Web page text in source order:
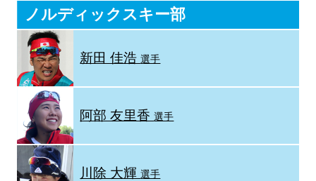
ノルディックスキー部
新田 佳浩選手
阿部 友里香選手
川除 大輝選手